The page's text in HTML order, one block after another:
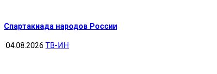
Спартакиада народов России
04.08.2026 ТВ-ИН